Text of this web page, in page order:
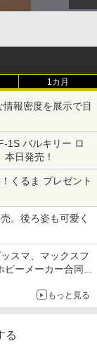
1カ月
情報密度を展示で目
1S バルキリー ロ
日発売！
くるま プレゼント
とコラボの楽しさを
。後ろ姿も可愛く
4種がラインナップ
スマ、マックスフ
ビーメーカー合同展
もっと見る
る